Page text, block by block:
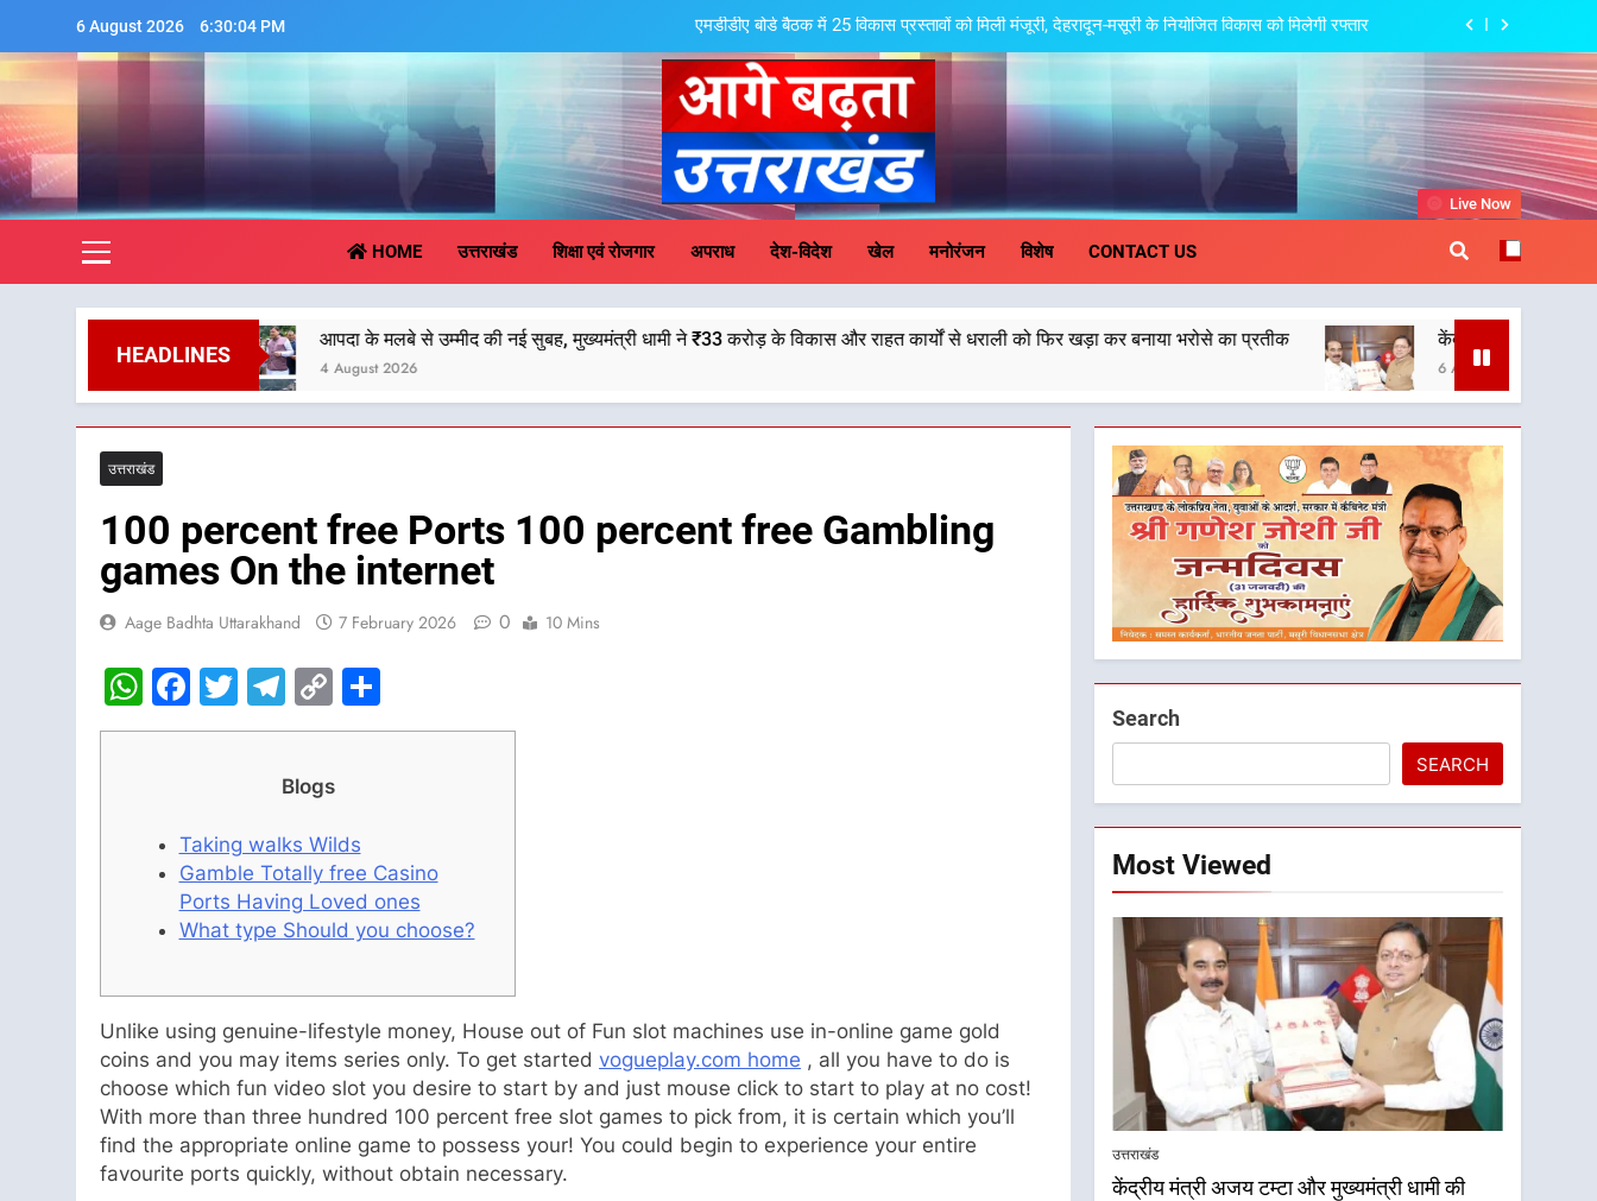
content
6 August 2026 6:30:06 PM एमडीडीए बोर्ड बैठक में 25 विकास प्रस्तावों को मिली मंजूरी, देहरादून-मसूरी के नियोजित विकास को मिलेगी रफ्तार
मुख्यमंत्री धामी के प्रयासों से बनबसा रेलवे स्टेशन पर अछनेरा-टनकपुर एक्सप्रेस का ठहराव हुआ स्वीकृत
मुख्यमंत्री धामी के कुशल नेतृत्व में कांवड़ यात्रा में सुरक्षा, स्वास्थ्य और आपातकालीन सेवाओं की बनी मजबूत व्यवस्था
केंद्रीय मंत्री अजय टम्टा और मुख्यमंत्री धामी की बैठक, सड़क परियोजनाओं पर हुआ मंथन
मुख्यमंत्री धामी के प्रयासों से बनबसा रेलवे स्टेशन पर अछनेरा-टनकपुर एक्सप्रेस का ठहराव हुआ स्वीकृत
मुख्यमंत्री धामी के कुशल नेतृत्व में कांवड़ यात्रा में सुरक्षा, स्वास्थ्य और आपातकालीन सेवाओं की बनी मजबूत व्यवस्था
Aage Badhta Uttarakhand
HOME उत्तराखंड शिक्षा एवं रोजगार अपराध देश-विदेश खेल मनोरंजन विशेष CONTACT US
Live Now
HEADLINES
आपदा के मलबे से उम्मीद की नई सुबह, मुख्यमंत्री धामी ने ₹33 करोड़ के विकास और राहत कार्यों से धराली को फिर खड़ा कर बनाया भरोसे का प्रतीक
4 August 2026
केंद्रीय मंत्री अजय टम्टा और मुख्यमंत्री धामी
6 August 2026
उत्तराखंड
100 percent free Ports 100 percent free Gambling
games On the internet
Aage Badhta Uttarakhand 7 February 2026 0 10 Mins
WhatsApp
Facebook
Twitter
Telegram
Copy
Link
Blogs
Taking walks Wilds
Gamble Totally free Casino
Ports Having Loved ones
What type Should you choose?
Unlike using genuine-lifestyle money, House out of Fun slot machines use in-online game gold
coins and you may items series only. To get started vogueplay.com home , all you have to do is
choose which fun video slot you desire to start by and just mouse click to start to play at no cost!
With more than three hundred 100 percent free slot games to pick from, it is certain which you’ll
find the appropriate online game to possess your! You could begin to experience your entire
favourite ports quickly, without obtain necessary.
Search
SEARCH
Most Viewed
उत्तराखंड
केंद्रीय मंत्री अजय टम्टा और मुख्यमंत्री धामी की